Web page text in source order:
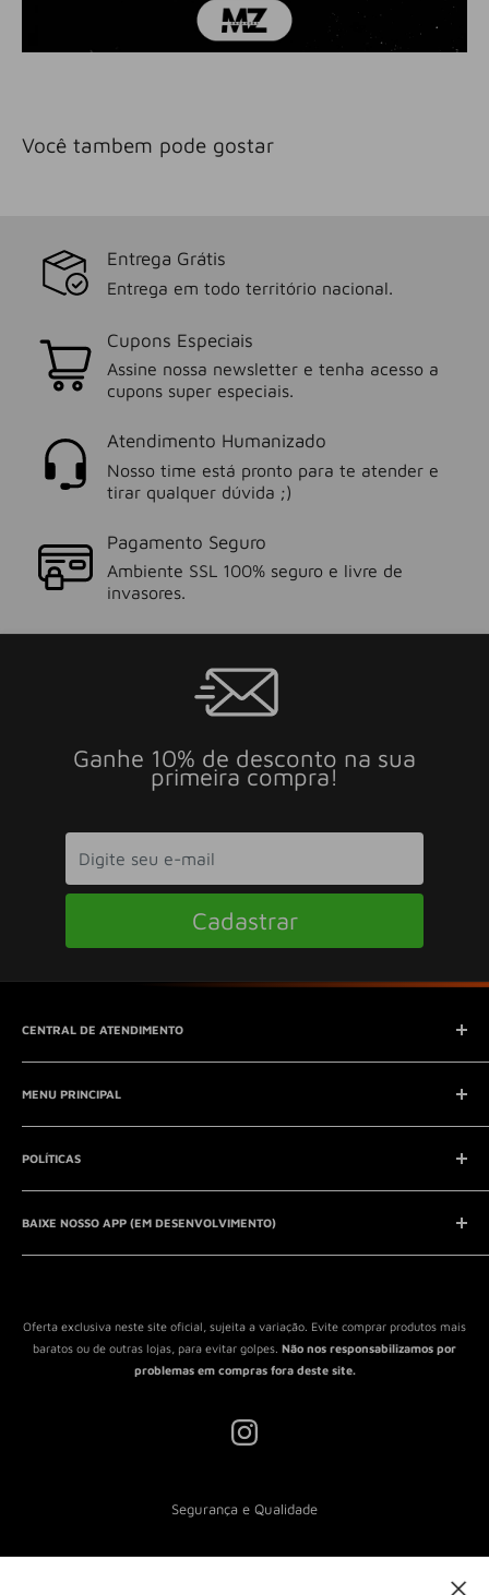
Você tambem pode gostar
Entrega Grátis
Entrega em todo território nacional.
Cupons Especiais
Assine nossa newsletter e tenha acesso a
cupons super especiais.
Atendimento Humanizado
Nosso time está pronto para te atender e
tirar qualquer dúvida ;)
Pagamento Seguro
Ambiente SSL 100% seguro e livre de
invasores.
Ganhe 10% de desconto na sua
primeira compra!
Cadastrar
CENTRAL DE ATENDIMENTO
E-mail:
Telefone:41 8761-7286
MENU PRINCIPAL
Início
Catálogo
Entrar em contato
QUEM SOMOS?
POLÍTICAS
Aviso Legal
Política de Privacidade
Política de Reembolso
Termos de Serviço
BAIXE NOSSO APP (EM DESENVOLVIMENTO)
Oferta exclusiva neste site oficial, sujeita a variação. Evite comprar produtos mais
baratos ou de outras lojas, para evitar golpes. Não nos responsabilizamos por
problemas em compras fora deste site.
Segurança e Qualidade